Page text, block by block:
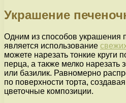
Украшение
Одним из способов украшения
является использование
можете нарезать тонкие круги
перца, а также мелко нарезать
или базилик. Равномерно
по поверхности торта,
цветочные композиции.